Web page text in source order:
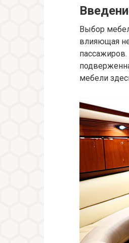
Выбор
влияющая
пассажиров.
мебели